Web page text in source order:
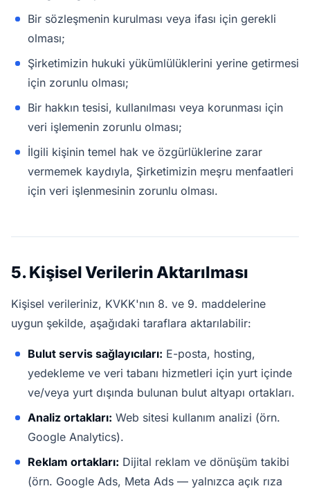
Bir sözleşmenin kurulması veya ifası için gerekli
olması;
Şirketimizin hukuki yükümlülüklerini yerine getirmesi
için zorunlu olması;
Bir hakkın tesisi, kullanılması veya korunması için
veri işlemenin zorunlu olması;
İlgili kişinin temel hak ve özgürlüklerine zarar
vermemek kaydıyla, Şirketimizin meşru menfaatleri
için veri işlenmesinin zorunlu olması.
5. Kişisel Verilerin Aktarılması
Kişisel verileriniz, KVKK'nın 8. ve 9. maddelerine
uygun şekilde, aşağıdaki taraflara aktarılabilir:
Bulut servis sağlayıcıları: E-posta, hosting,
yedekleme ve veri tabanı hizmetleri için yurt içinde
ve/veya yurt dışında bulunan bulut altyapı ortakları.
Analiz ortakları: Web sitesi kullanım analizi (örn.
Google Analytics).
Reklam ortakları: Dijital reklam ve dönüşüm takibi
(örn. Google Ads, Meta Ads — yalnızca açık rıza